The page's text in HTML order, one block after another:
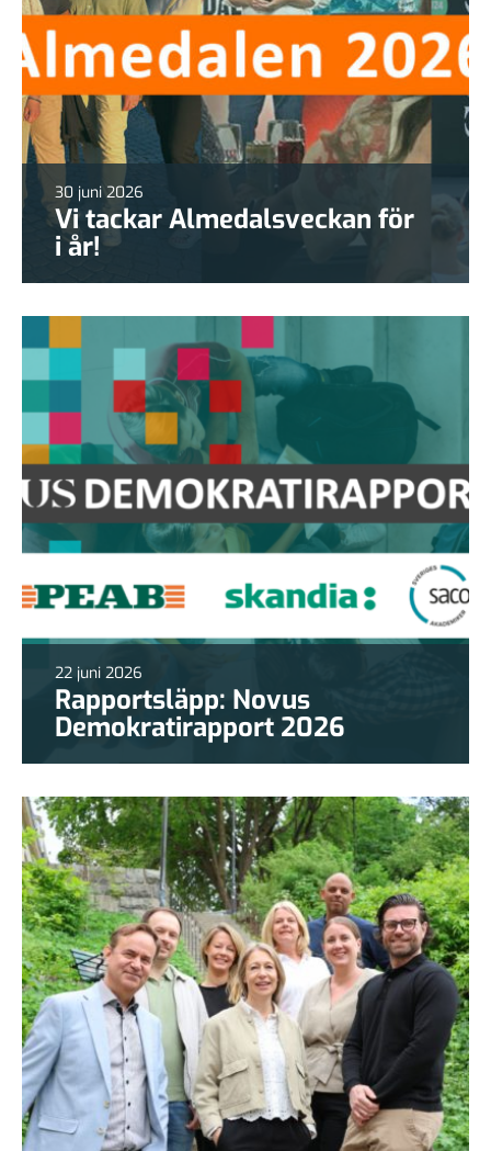
30 juni 2026
Vi tackar Almedalsveckan för
i år!
22 juni 2026
Rapportsläpp: Novus
Demokratirapport 2026